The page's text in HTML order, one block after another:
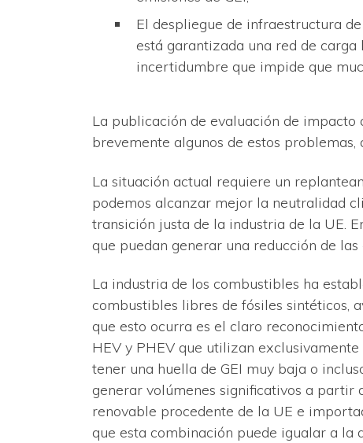
El despliegue de infraestructura
está garantizada una red de carga
incertidumbre que impide que
La publicación de evaluación de
brevemente algunos de estos
La situación actual requiere un
podemos alcanzar mejor la neutralidad
transición justa de la industria de la UE.
que puedan generar una reducción de las
La industria de los combustibles ha
combustibles libres de fósiles sintéticos,
que esto ocurra es el claro
HEV y PHEV que utilizan
tener una huella de GEI muy baja o
generar volúmenes significativos a partir
renovable procedente de la UE e
que esta combinación puede igualar a la